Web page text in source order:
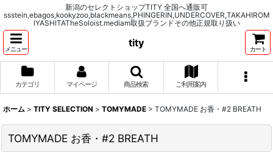
新潟のセレクトショップTITY 全国へ通販可
ssstein,ebagos,kookyzoo,blackmeans,PHINGERIN,UNDERCOVER,TAKAHIROM
IYASHITATheSoloist.mediam取扱ブランドその他正規取り扱い
メニュー
tity
カート
カテゴリ マイページ 商品検索 ご利用案内
ホーム > TITY SELECTION > TOMYMADE > TOMYMADE お香・#2 BREATH
TOMYMADE お香・#2 BREATH